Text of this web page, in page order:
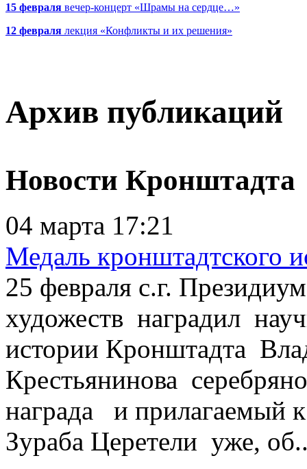
15 февраля вечер-концерт «Шрамы на сердце…»
12 февраля лекция «Конфликты и их решения»
Архив публикаций
Новости Кронштадта
04 марта 17:21
Медаль кронштадтского
25 февраля с.г.
художеств наградил
истории Кронштадта
Крестьянинова
награда и прилагаемый
Зураба Церетели уже,